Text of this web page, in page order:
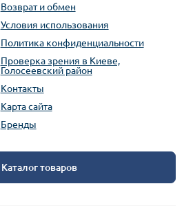
Возврат и обмен
Условия использования
Политика конфиденциальности
Проверка зрения в Киеве,
Голосеевский район
Контакты
Карта сайта
Бренды
Каталог товаров